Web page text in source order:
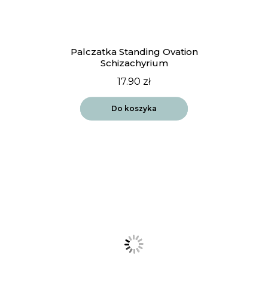
Palczatka Standing Ovation
Schizachyrium
17.90 zł
Do koszyka